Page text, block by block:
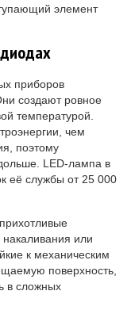
элемент
приборов
создают ровное
температурой.
чем
поэтому
LED-лампа в
её службы от 25 000
или
к механическим
поверхность,
в сложных